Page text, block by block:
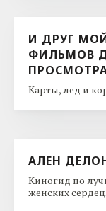
И ДРУГ
ФИЛЬМОВ
Карты, лед и
АЛЕН
Киногид по
женских сердец.